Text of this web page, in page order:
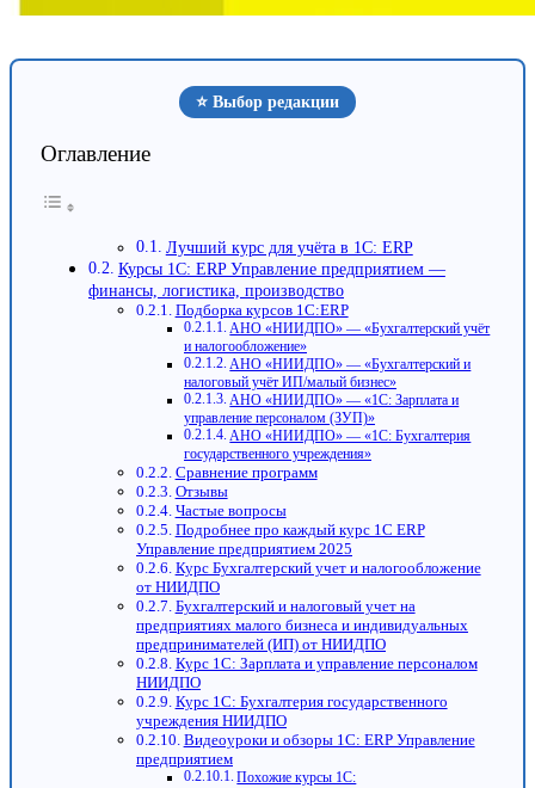
⭐ Выбор редакции
Оглавление
Лучший курс для учёта в 1С: ERP
Курсы 1С: ERP Управление предприятием —
финансы, логистика, производство
Подборка курсов 1С:ERP
АНО «НИИДПО» — «Бухгалтерский учёт
и налогообложение»
АНО «НИИДПО» — «Бухгалтерский и
налоговый учёт ИП/малый бизнес»
АНО «НИИДПО» — «1С: Зарплата и
управление персоналом (ЗУП)»
АНО «НИИДПО» — «1С: Бухгалтерия
государственного учреждения»
Сравнение программ
Отзывы
Частые вопросы
Подробнее про каждый курс 1С ERP
Управление предприятием 2025
Курс Бухгалтерский учет и налогообложение
от НИИДПО
Бухгалтерский и налоговый учет на
предприятиях малого бизнеса и индивидуальных
предпринимателей (ИП) от НИИДПО
Курс 1С: Зарплата и управление персоналом
НИИДПО
Курс 1С: Бухгалтерия государственного
учреждения НИИДПО
Видеоуроки и обзоры 1С: ERP Управление
предприятием
Похожие курсы 1С: